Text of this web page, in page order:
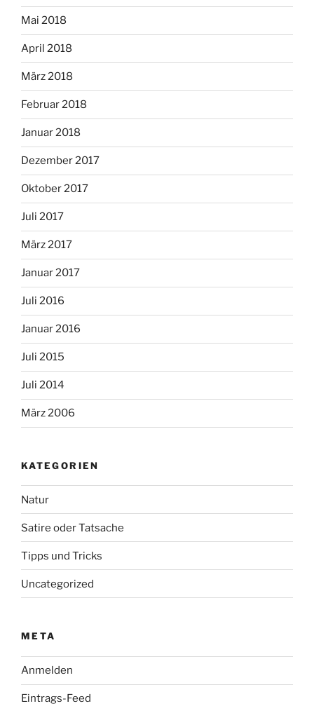
Mai 2018
April 2018
März 2018
Februar 2018
Januar 2018
Dezember 2017
Oktober 2017
Juli 2017
März 2017
Januar 2017
Juli 2016
Januar 2016
Juli 2015
Juli 2014
März 2006
KATEGORIEN
Natur
Satire oder Tatsache
Tipps und Tricks
Uncategorized
META
Anmelden
Eintrags-Feed